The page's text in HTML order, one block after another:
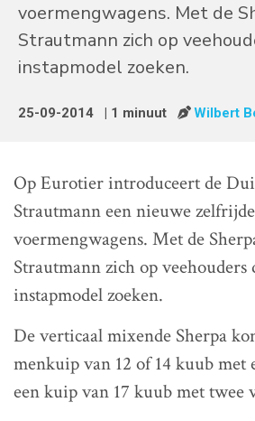
voermengwagens. Met de
Strautmann zich op
instapmodel zoeken.
25-09-2014 | 1 minuut Wilbert
Op Eurotier introduceert de
Strautmann een nieuwe
voermengwagens. Met de
Strautmann zich op veehouders
instapmodel zoeken.
De verticaal mixende Sherpa
menkuip van 12 of 14 kuub met
een kuip van 17 kuub met twee